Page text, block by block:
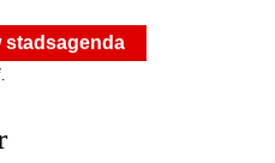
stadsagenda